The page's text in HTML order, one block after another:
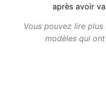
après avoir
Vous pouvez lire
modèles qui